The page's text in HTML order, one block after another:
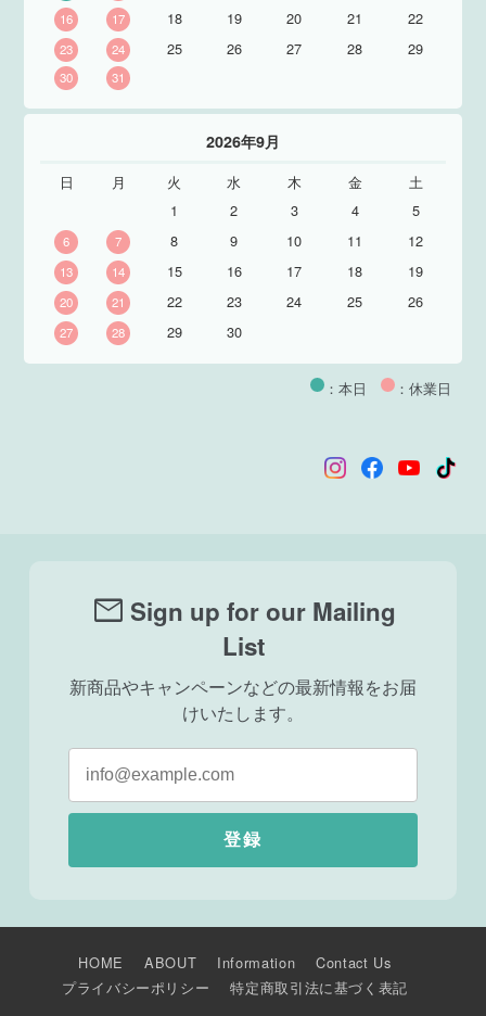
16 17 18 19 20 21 22
23 24 25 26 27 28 29
30 31
2026年9月
日 月 火 水 木 金
土
1
2 3 4 5
6 7 8 9 10 11 12
13 14 15 16 17 18 19
20 21 22 23 24 25 26
27 28 29 30
：本日 ：休業日
mail Sign up for our Mailing
List
新商品やキャンペーンなどの最新情報をお届
けいたします。
登録
HOME ABOUT Information
Contact Us
プライバシーポリシー
特定商取引法に基づく表記